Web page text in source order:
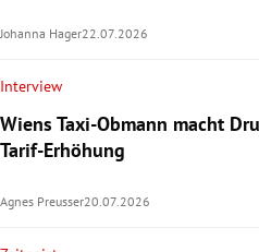
Johanna Hager22.07.2026
Interview
Wiens Taxi-Obmann macht
Tarif-Erhöhung
Agnes Preusser20.07.2026